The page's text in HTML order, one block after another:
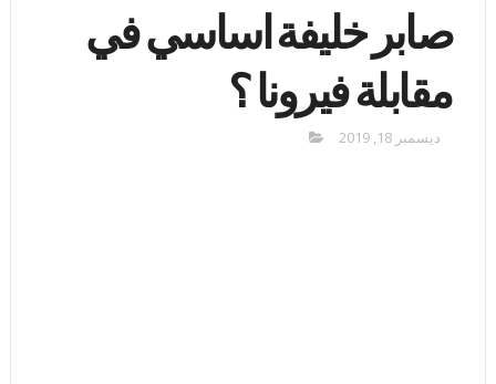
صابر خليفة اساسي في
مقابلة فيرونا ؟
ديسمبر 18, 2019